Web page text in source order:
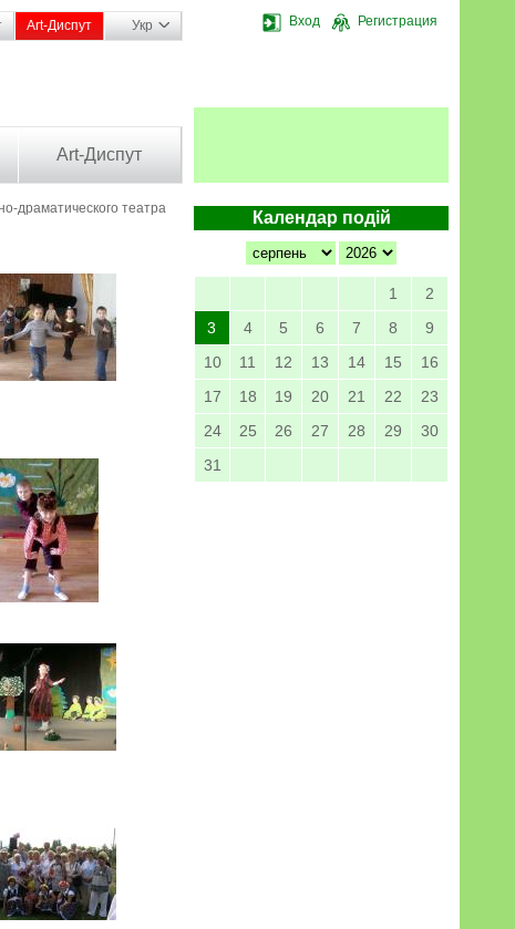
Вход Регистрация
Art-Диспут Укр
Art-Диспут
Календар подій
1
2
3
4 5 6 7 8
9
10
11 12 13 14 15
16
17
18 19 20 21 22
23
24
25 26 27 28 29
30
31
драматического театра